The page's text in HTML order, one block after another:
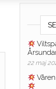
22 maj